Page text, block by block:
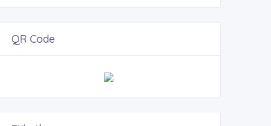
QR Code